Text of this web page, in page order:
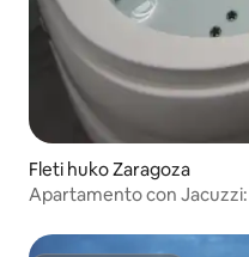
Fleti huko Zaragoza
Apartamento con Jacuzzi: